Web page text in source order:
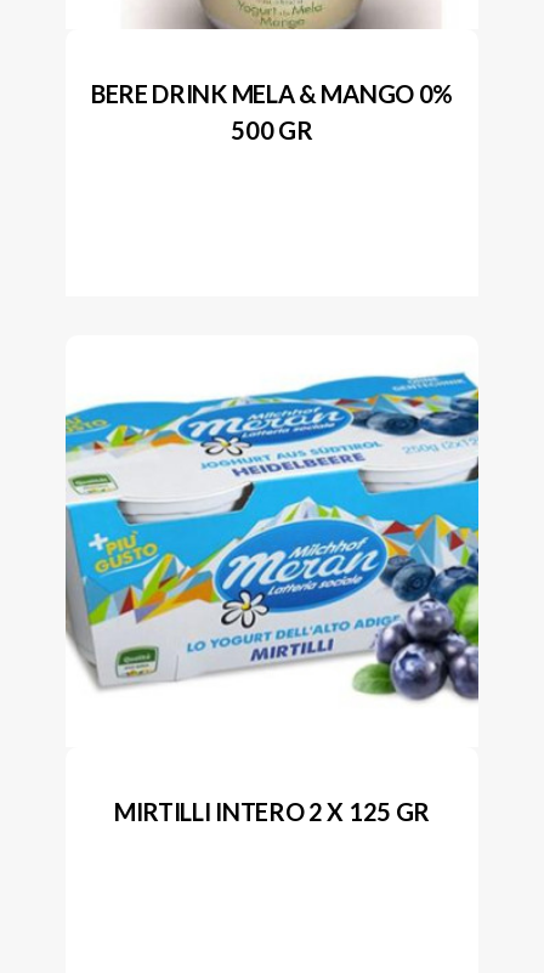
BERE DRINK MELA & MANGO 0%
500 GR
MIRTILLI INTERO 2 X 125 GR